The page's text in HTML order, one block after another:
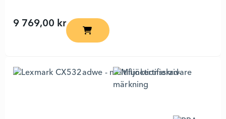
9 769,00 krCX431adw - multifunktionsskrivare -